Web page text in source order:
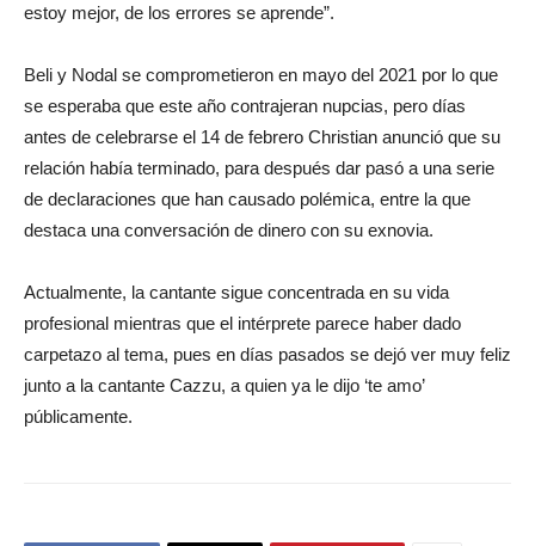
estoy mejor, de los errores se aprende”.
Beli y Nodal se comprometieron en mayo del 2021 por lo que
se esperaba que este año contrajeran nupcias, pero días
antes de celebrarse el 14 de febrero Christian anunció que su
relación había terminado, para después dar pasó a una serie
de declaraciones que han causado polémica, entre la que
destaca una conversación de dinero con su exnovia.
Actualmente, la cantante sigue concentrada en su vida
profesional mientras que el intérprete parece haber dado
carpetazo al tema, pues en días pasados se dejó ver muy feliz
junto a la cantante Cazzu, a quien ya le dijo ‘te amo’
públicamente.